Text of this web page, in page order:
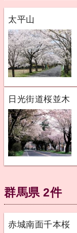
太平山
日光街道桜並木
群馬県 2件
赤城南面千本桜